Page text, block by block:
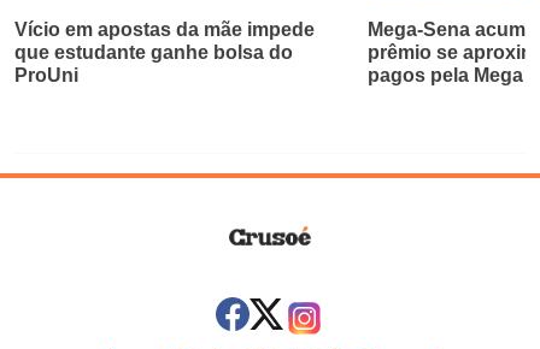
Vício em apostas da mãe impede
que estudante ganhe bolsa do
ProUni
Mega-Sena
prêmio se
pagos pela Mega